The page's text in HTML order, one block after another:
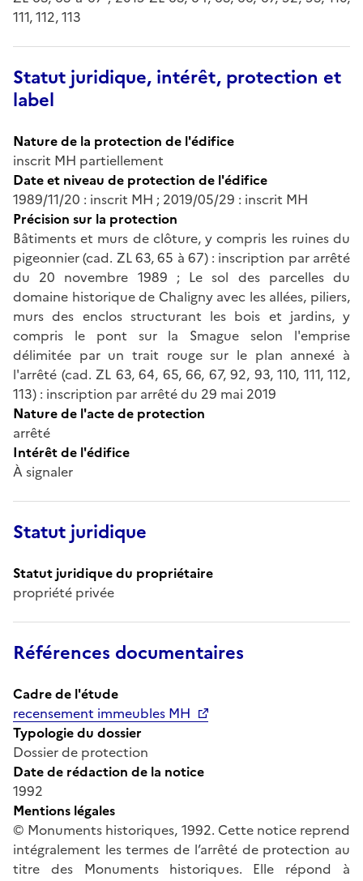
111, 112, 113
Statut juridique, intérêt, protection et
label
Nature de la protection de l'édifice
inscrit MH partiellement
Date et niveau de protection de l'édifice
1989/11/20 : inscrit MH ; 2019/05/29 : inscrit MH
Précision sur la protection
Bâtiments et murs de clôture, y compris les ruines du
pigeonnier (cad. ZL 63, 65 à 67) : inscription par arrêté
du 20 novembre 1989 ; Le sol des parcelles du
domaine historique de Chaligny avec les allées, piliers,
murs des enclos structurant les bois et jardins, y
compris le pont sur la Smague selon l'emprise
délimitée par un trait rouge sur le plan annexé à
l'arrêté (cad. ZL 63, 64, 65, 66, 67, 92, 93, 110, 111, 112,
113) : inscription par arrêté du 29 mai 2019
Nature de l'acte de protection
arrêté
Intérêt de l'édifice
À signaler
Statut juridique
Statut juridique du propriétaire
propriété privée
Références documentaires
Cadre de l'étude
recensement immeubles MH
Typologie du dossier
Dossier de protection
Date de rédaction de la notice
1992
Mentions légales
© Monuments historiques, 1992. Cette notice reprend
intégralement les termes de l’arrêté de protection au
titre des Monuments historiques. Elle répond à